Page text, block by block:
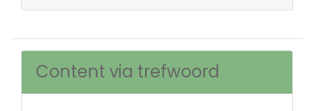
Content via trefwoord